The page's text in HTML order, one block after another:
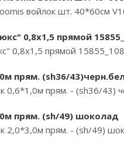
войлок шт. 40*60см
0,8х1,5 прямой
0,8х1,5 прямой
прям. (sh36/
0,6*1,0м прям. - (sh36/43)
прям. (sh/49) шоколад
2,0*3,0м прям. - (sh/49)